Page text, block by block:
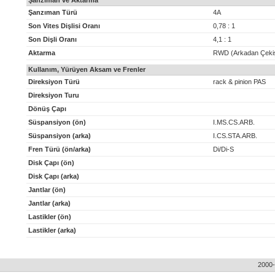
Şanzıman Türü
4A
Son Vites Dişlisi Oranı
0,78 : 1
Son Dişli Oranı
4,1 : 1
Aktarma
RWD (Arkadan
Kullanım, Yürüyen Aksam ve Frenler
Direksiyon Türü
rack & pinion PAS
Direksiyon Turu
Dönüş Çapı
Süspansiyon (ön)
I.MS.CS.ARB.
Süspansiyon (arka)
I.CS.STA.ARB.
Fren Türü (ön/arka)
Di/Di-S
Disk Çapı (ön)
Disk Çapı (arka)
Jantlar (ön)
Jantlar (arka)
Lastikler (ön)
Lastikler (arka)